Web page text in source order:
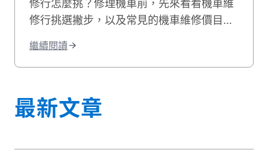
修行怎麼挑？修理機車前，先來看看機車維
修行挑選撇步，以及常見的機車維修價目
你！
繼續閱讀
最新文章